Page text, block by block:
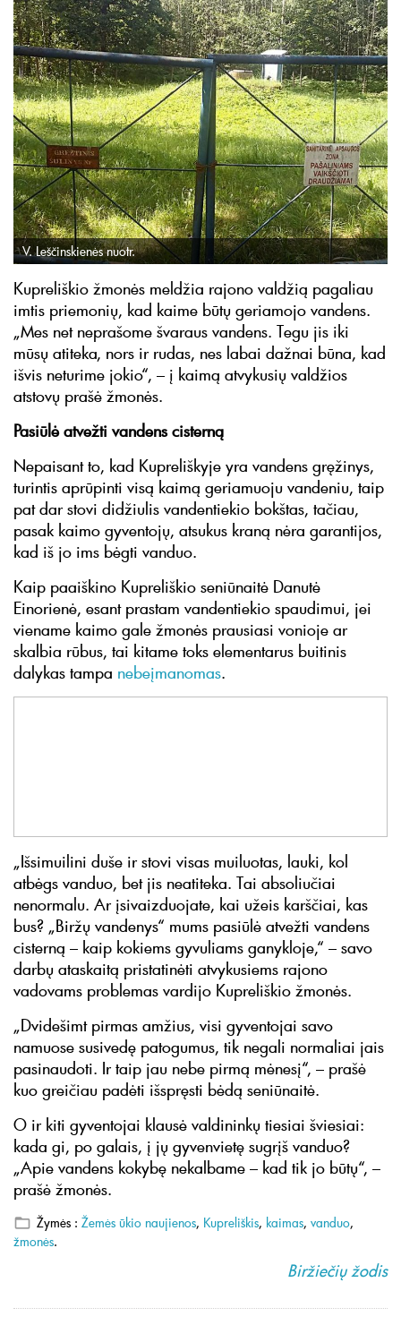
V. Leščinskienės nuotr.
Kupreliškio žmonės meldžia rajono valdžią pagaliau
imtis priemonių, kad kaime būtų geriamojo vandens.
„Mes net neprašome švaraus vandens. Tegu jis iki
mūsų atiteka, nors ir rudas, nes labai dažnai būna, kad
išvis neturime jokio“, – į kaimą atvykusių valdžios
atstovų prašė žmonės.
Pasiūlė atvežti vandens cisterną
Nepaisant to, kad Kupreliškyje yra vandens gręžinys,
turintis aprūpinti visą kaimą geriamuoju vandeniu, taip
pat dar stovi didžiulis vandentiekio bokštas, tačiau,
pasak kaimo gyventojų, atsukus kraną nėra garantijos,
kad iš jo ims bėgti vanduo.
Kaip paaiškino Kupreliškio seniūnaitė Danutė
Einorienė, esant prastam vandentiekio spaudimui, jei
viename kaimo gale žmonės prausiasi vonioje ar
skalbia rūbus, tai kitame toks elementarus buitinis
dalykas tampa nebeįmanomas.
„Išsimuilini duše ir stovi visas muiluotas, lauki, kol
atbėgs vanduo, bet jis neatiteka. Tai absoliučiai
nenormalu. Ar įsivaizduojate, kai užeis karščiai, kas
bus? „Biržų vandenys“ mums pasiūlė atvežti vandens
cisterną – kaip kokiems gyvuliams ganykloje,“ – savo
darbų ataskaitą pristatinėti atvykusiems rajono
vadovams problemas vardijo Kupreliškio žmonės.
„Dvidešimt pirmas amžius, visi gyventojai savo
namuose susivedę patogumus, tik negali normaliai jais
pasinaudoti. Ir taip jau nebe pirmą mėnesį“, – prašė
kuo greičiau padėti išspręsti bėdą seniūnaitė.
O ir kiti gyventojai klausė valdininkų tiesiai šviesiai:
kada gi, po galais, į jų gyvenvietę sugrįš vanduo?
„Apie vandens kokybę nekalbame – kad tik jo būtų“, –
prašė žmonės.
Žymės : Žemės ūkio naujienos, Kupreliškis, kaimas, vanduo,
žmonės.
Biržiečių žodis